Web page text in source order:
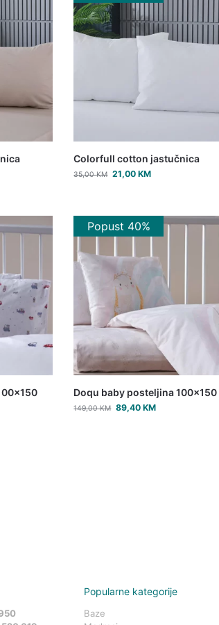
Colorfull cotton jastučnica
35,00KM 21,00 KM
Popust 40%
Doqu baby posteljina 100×150
149,00KM 89,40 KM
Popularne kategorije
Baze